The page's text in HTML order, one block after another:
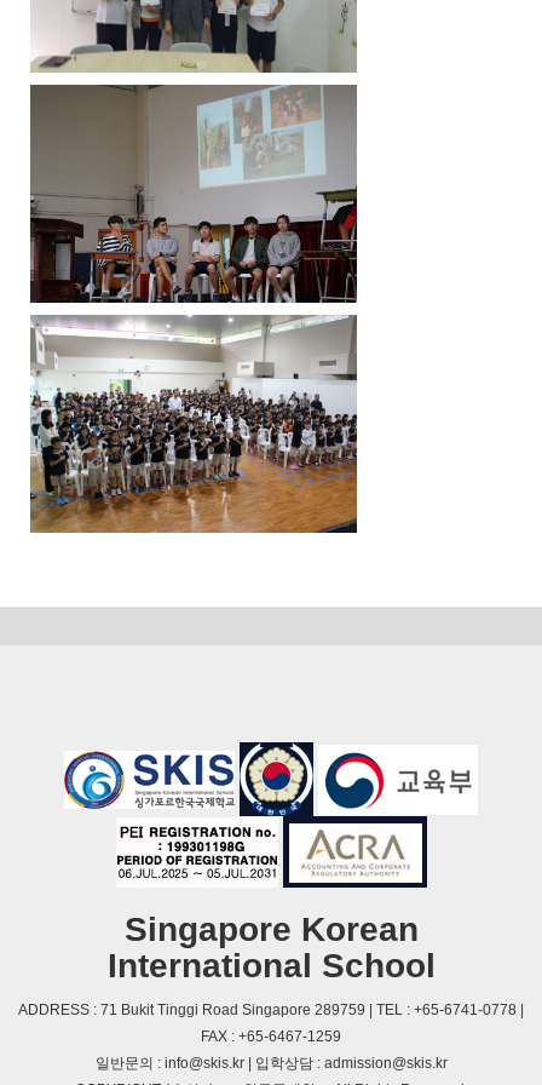
Singapore Korean
International School
ADDRESS : 71 Bukit Tinggi Road Singapore 289759 | TEL : +65-6741-0778 |
FAX : +65-6467-1259
일반문의 : info@skis.kr | 입학상담 : admission@skis.kr